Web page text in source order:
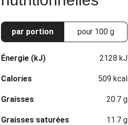
par portion pour 100 g
Énergie (kJ) 2128 kJ
Calories 509 kcal
Graisses 20.7 g
Graisses saturées 11.7 g